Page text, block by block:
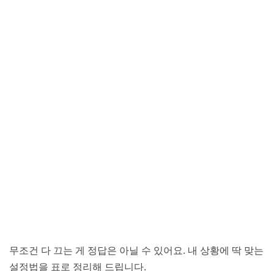
무조건 다 끄는 게 정답은 아닐 수 있어요. 내 상황에 딱 맞는
설정법을 표로 정리해 드립니다.